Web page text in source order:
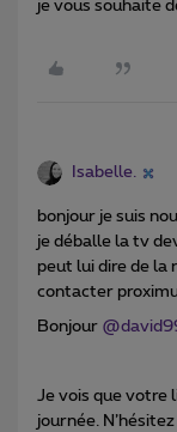
je vous souhaite
Isabelle.
bonjour je suis
je déballe la tv
peut lui dire de la
contacter
Bonjour ​
Je vois que votre
journée.